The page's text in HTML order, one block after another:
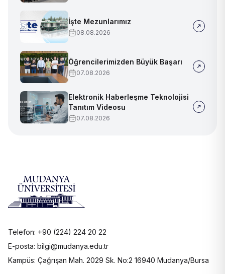
İşte Mezunlarımız
08.08.2026
Öğrencilerimizden Büyük Başarı
07.08.2026
Elektronik Haberleşme Teknolojisi
Tanıtım Videosu
07.08.2026
Telefon: +90 (224) 224 20 22
E-posta: bilgi@mudanya.edu.tr
Kampüs: Çağrışan Mah. 2029 Sk. No:2 16940 Mudanya/Bursa